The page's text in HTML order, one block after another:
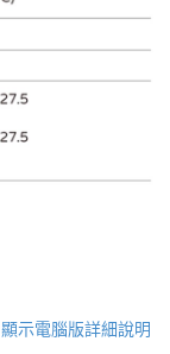
顯示電腦版詳細說明